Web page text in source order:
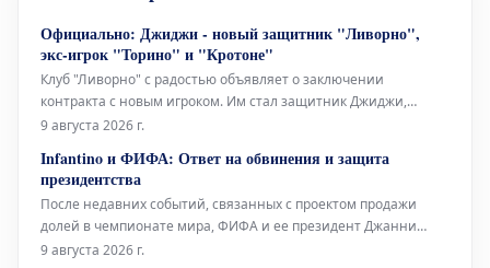
Официально: Джиджи - новый защитник "Ливорно",
экс-игрок "Торино" и "Кротоне"
Клуб "Ливорно" с радостью объявляет о заключении
контракта с новым игроком. Им стал защитник Джиджи,
известный по выступлениям за такие команды, как "Торино" и
обороны "Ливорно". Игрок привнесет в команду свой опыт и
профессионализм,
9 августа 2026 г.
Infantino и ФИФА: Ответ на обвинения и защита
президентства
После недавних событий, связанных с проектом продажи
долей в чемпионате мира, ФИФА и ее президент Джанни
Инфантино решили дать решительный и наступательный
9 августа 2026 г.